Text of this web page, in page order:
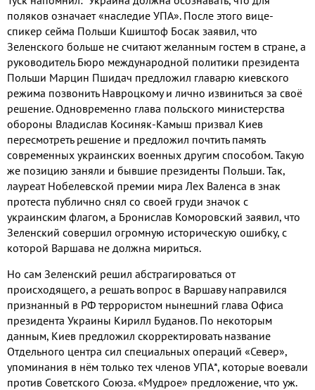
поляков означает «наследие УПА». После этого вице-
спикер сейма Польши Кшиштоф Босак заявил, что
Зеленского больше не считают желанным гостем в стране, а
руководитель Бюро международной политики президента
Польши Марцин Пшидач предложил главарю киевского
режима позвонить Навроцкому и лично извиниться за своё
решение.Одновременно глава польского министерства
обороны Владислав Косиняк-Камыш призвал Киев
пересмотреть решение и предложил почтить память
современных украинских военных другим способом.Такую
же позицию заняли и бывшие президенты Польши.Так,
лауреат Нобелевской премии мира Лех Валенса в знак
протеста публично снял со своей груди значок с
украинским флагом, а Бронислав Коморовский заявил, что
Зеленский совершил огромную историческую ошибку, с
которой Варшава не должна мириться.
Но сам Зеленский решил абстрагироваться от
происходящего, а решать вопрос в Варшаву направился
признанный в РФ террористом нынешний глава Офиса
президента Украины Кирилл Буданов. По некоторым
данным, Киев предложил скорректировать название
Отдельного центра сил специальных операций «Север»,
упоминания в нём только тех членов УПА*, которые воевали
против Советского Союза. «Мудрое» предложение, что уж.